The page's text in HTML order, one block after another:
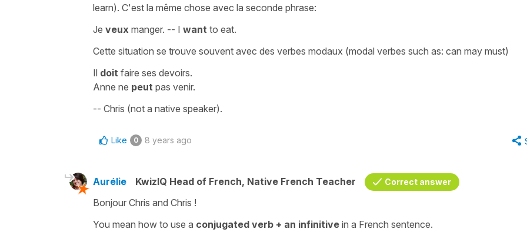
learn). C'est la même chose avec la seconde phrase:
Je veux manger. -- I want to eat.
Cette situation se trouve souvent avec des verbes modaux (modal verbes such as: can may must)
Il doit faire ses devoirs.
Anne ne peut pas venir.
-- Chris (not a native speaker).
Like 0 8 years ago
Aurélie KwizIQ Head of French, Native French Teacher Correct answer
Bonjour Chris and Chris !
You mean how to use a conjugated verb + an infinitive in a French sentence.